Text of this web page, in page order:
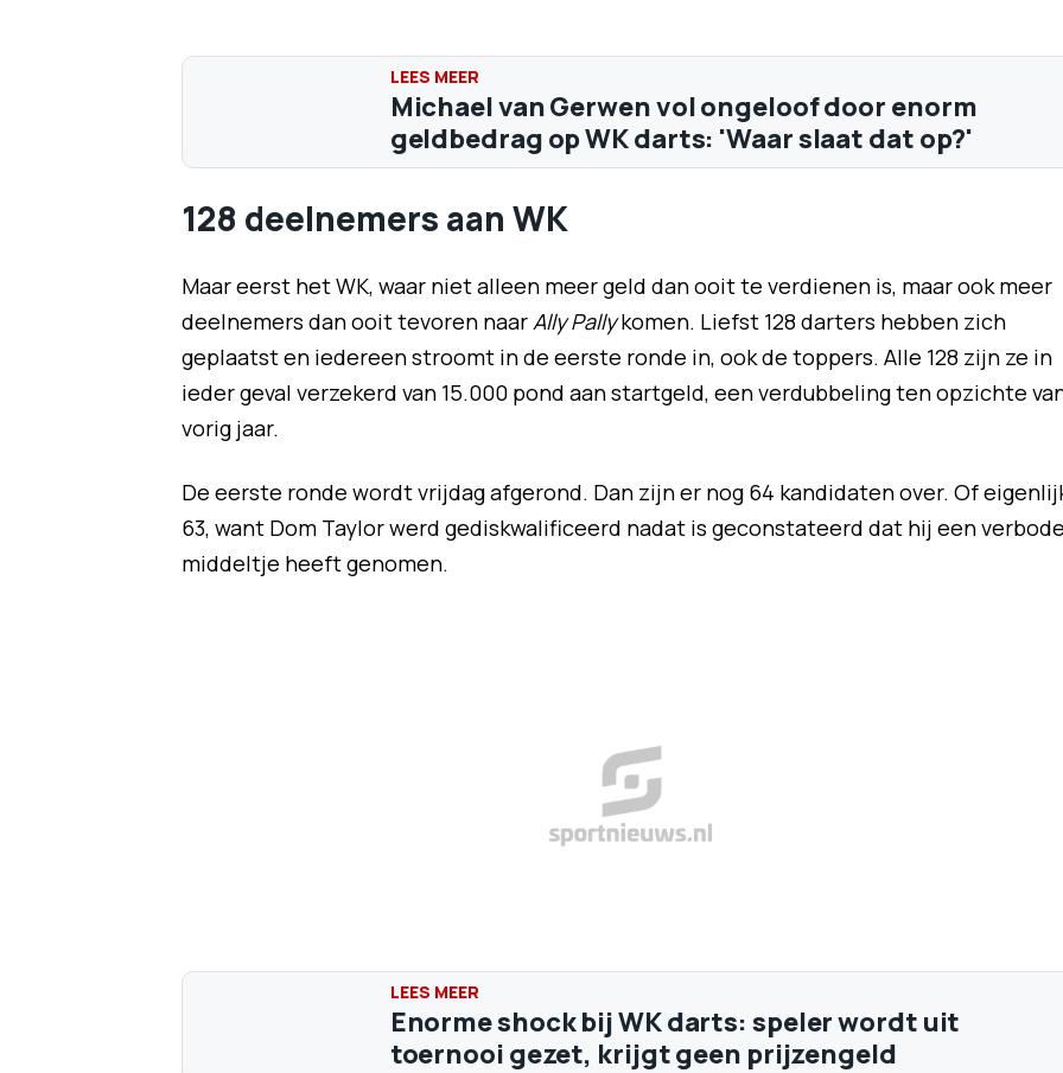
Michael van Gerwen vol ongeloof door enorm
geldbedrag op WK darts: 'Waar slaat dat op?'
128 deelnemers aan WK
Maar eerst het WK, waar niet alleen meer geld dan ooit te verdienen is, maar ook meer
deelnemers dan ooit tevoren naarAlly Pallykomen. Liefst 128 darters hebben zich
geplaatst en iedereen stroomt in de eerste ronde in, ook de toppers. Alle 128 zijn ze in
ieder geval verzekerd van 15.000 pond aan startgeld, een verdubbeling ten opzichte
vorig jaar.
De eerste ronde wordt vrijdag afgerond. Dan zijn er nog 64 kandidaten over. Of
63, want Dom Taylor werd gediskwalificeerd nadat is geconstateerd dat hij een
middeltje heeft genomen.
Enorme shock bij WK darts: speler wordt uit
toernooi gezet, krijgt geen prijzengeld